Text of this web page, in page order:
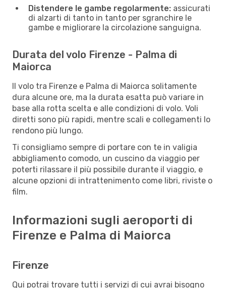
Distendere le gambe regolarmente: assicurati
di alzarti di tanto in tanto per sgranchire le
gambe e migliorare la circolazione sanguigna.
Durata del volo Firenze - Palma di
Maiorca
Il volo tra Firenze e Palma di Maiorca solitamente
dura alcune ore, ma la durata esatta può variare in
base alla rotta scelta e alle condizioni di volo. Voli
diretti sono più rapidi, mentre scali e collegamenti lo
rendono più lungo.
Ti consigliamo sempre di portare con te in valigia
abbigliamento comodo, un cuscino da viaggio per
poterti rilassare il più possibile durante il viaggio, e
alcune opzioni di intrattenimento come libri, riviste o
film.
Informazioni sugli aeroporti di
Firenze e Palma di Maiorca
Firenze
Qui potrai trovare tutti i servizi di cui avrai bisogno